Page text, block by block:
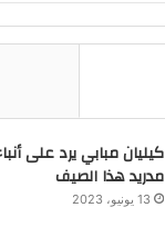
كيليان مبابي يرد على
مدريد هذا الصيف
13 يونيو، 2023